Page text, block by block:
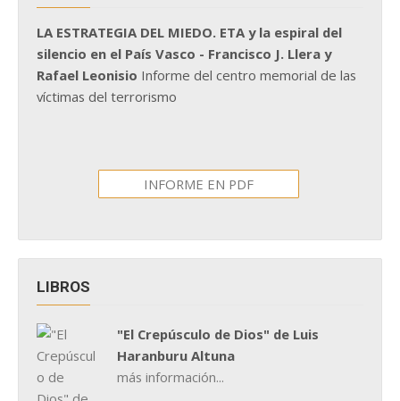
LA ESTRATEGIA DEL MIEDO. ETA y la espiral del
silencio en el País Vasco - Francisco J. Llera y
Rafael Leonisio Informe del centro memorial de las
víctimas del terrorismo
INFORME EN PDF
LIBROS
"El Crepúsculo de Dios" de Luis
Haranburu Altuna
más información...